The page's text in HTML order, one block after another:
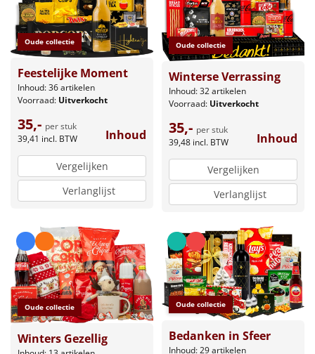
Oude collectie
Feestelijke Moment
Inhoud: 36 artikelen
Voorraad: Uitverkocht
35,- per stuk
39,41 incl. BTW Inhoud
Vergelijken
Verlanglijst
Oude collectie
Winterse Verrassing
Inhoud: 32 artikelen
Voorraad: Uitverkocht
35,- per stuk
39,48 incl. BTW Inhoud
Vergelijken
Verlanglijst
Oude collectie
Winters Gezellig
Oude collectie
Bedanken in Sfeer
Inhoud: 29 artikelen